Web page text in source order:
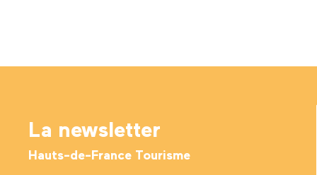
La newsletter
Hauts-de-France Tourisme